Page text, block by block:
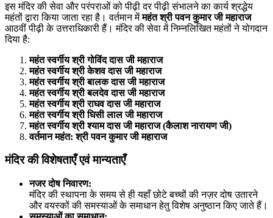
इस मंदिर की सेवा और परंपराओं को पीढ़ी दर पीढ़ी संभालने का कार्य श्रद्धेय
महंतों द्वारा किया जाता रहा है। वर्तमान मेंमहंत श्री पवन कुमार जी महाराज
आठवीं पीढ़ी के उत्तराधिकारी हैं। मंदिर की सेवा में निम्नलिखित महंतों ने योगदान
दिया है:
महंत स्वर्गीय श्री गोविंद दास जी महाराज
महंत स्वर्गीय श्री केशव दास जी महाराज
महंत स्वर्गीय श्री बालक दास जी महाराज
महंत स्वर्गीय श्री बलदेव दास जी महाराज
महंत स्वर्गीय श्री राघव दास जी महाराज
महंत स्वर्गीय श्री घिसी लाल जी महाराज
महंत स्वर्गीय श्री श्याम दास जी महाराज (कैलाश नारायण जी)
वर्तमान महंत: श्री पवन कुमार जी महाराज
मंदिर की विशेषताएँ एवं मान्यताएँ
नजर दोष निवारण:
मंदिर की स्थापना के समय से ही यहाँ छोटे बच्चों की नज़र दोष उतारने
और वयस्कों की समस्याओं के समाधान हेतु विशेष अनुष्ठान किए जाते हैं।